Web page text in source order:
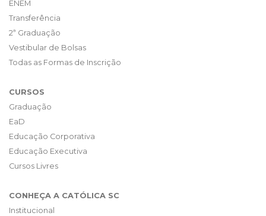
ENEM
Transferência
2ª Graduação
Vestibular de Bolsas
Todas as Formas de Inscrição
CURSOS
Graduação
EaD
Educação Corporativa
Educação Executiva
Cursos Livres
CONHEÇA A CATÓLICA SC
Institucional